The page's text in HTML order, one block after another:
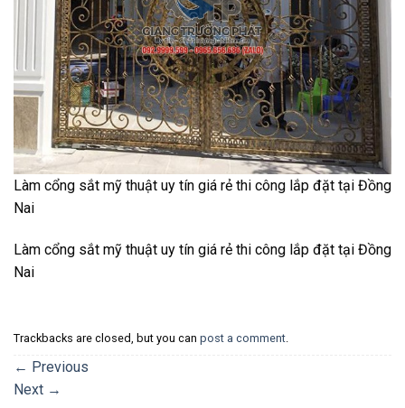
Làm cổng sắt mỹ thuật uy tín giá rẻ thi công lắp đặt tại Đồng
Nai
Làm cổng sắt mỹ thuật uy tín giá rẻ thi công lắp đặt tại Đồng
Nai
Trackbacks are closed, but you can post a comment.
← Previous
Next →